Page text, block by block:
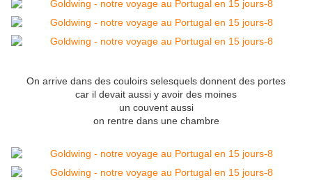
On arrive dans des couloirs selesquels donnent des portes
car il devait aussi y avoir des moines
un couvent aussi
on rentre dans une chambre